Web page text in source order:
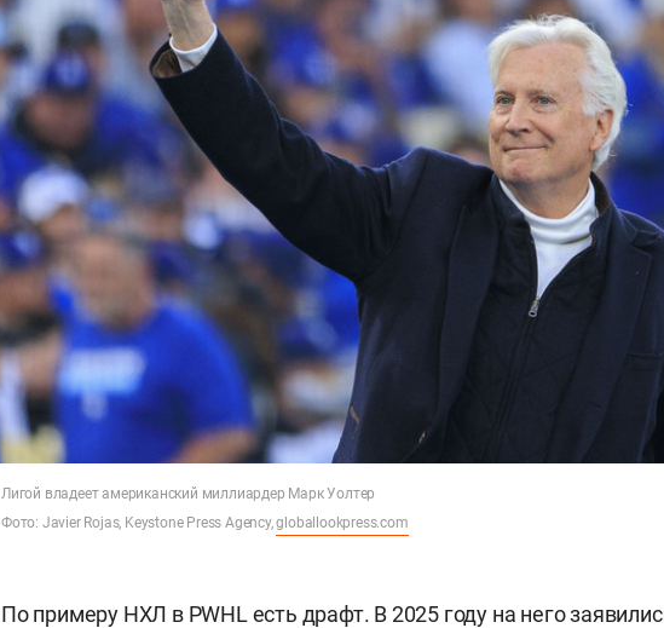
Лигой владеет американский миллиардер Марк Уолтер
Фото: Javier Rojas, Keystone Press Agency,globallookpress.com
По примеру НХЛ в PWHL есть драфт. В 2025 году на него